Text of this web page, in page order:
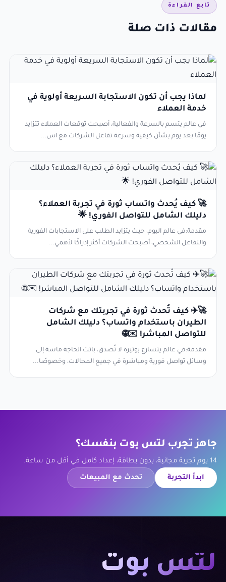
تابع القراءة
مقالات ذات صلة
لماذا يجب أن تكون الاستجابة السريعة أولوية في
خدمة العملاء
في عالم يتسم بالسرعة والفعالية، أصبحت توقعات العملاء تتزايد
يومًا بعد يوم بشأن كيفية وسرعة تفاعل الشركات مع اس...
🚀 كيف يُحدث واتساب ثورة في تجربة العملاء؟
دليلك الشامل للتواصل الفوري! 🌟
مقدمة:في عالم اليوم، حيث يتزايد الطلب على الاستجابات الفورية
والتفاعل الشخصي، أصبحت الشركات أكثر إدراكًا لأهمي...
🚀✈️ كيف تُحدث ثورة في تجربتك مع شركات
الطيران باستخدام واتساب؟ دليلك الشامل
للتواصل المباشر! ✉️🌐
مقدمة:في عالم يتسارع بوتيرة لا تُصدق، باتت الحاجة ماسة إلى
وسائل تواصل فورية ومباشرة في جميع المجالات، وخصوصًا...
جاهز تجرب لتس بوت بنفسك؟
14 يوم تجربة مجانية، بدون بطاقة، إعداد كامل في أقل من ساعة.
ابدأ التجربة تحدث مع المبيعات
لتس بوت